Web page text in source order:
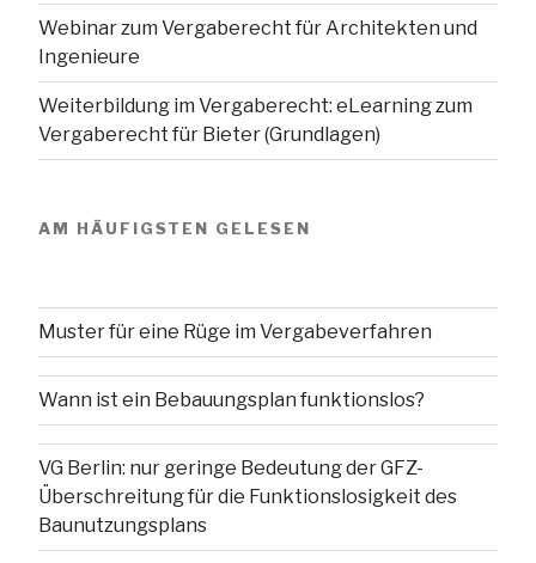
Webinar zum Vergaberecht für Architekten und
Ingenieure
Weiterbildung im Vergaberecht: eLearning zum
Vergaberecht für Bieter (Grundlagen)
AM HÄUFIGSTEN GELESEN
Muster für eine Rüge im Vergabeverfahren
Wann ist ein Bebauungsplan funktionslos?
VG Berlin: nur geringe Bedeutung der GFZ-
Überschreitung für die Funktionslosigkeit des
Baunutzungsplans